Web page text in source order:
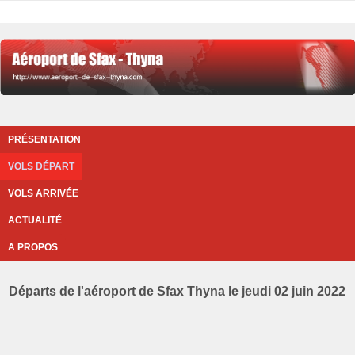
PRÉSENTATION
VOLS DÉPART
VOLS ARRIVÉE
ACTUALITÉ
A PROPOS
Départs de l'aéroport de Sfax Thyna le jeudi 02 juin 2022